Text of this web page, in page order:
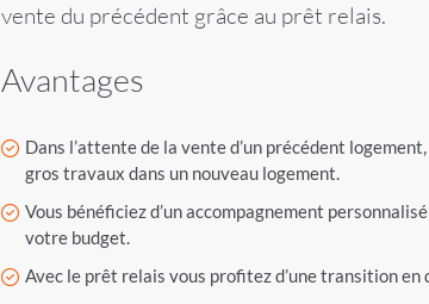
vente du précédent grâce au prêt relais.
Avantages
Dans l’attente de la vente d’un précédent
gros travaux dans un nouveau logement.
Vous bénéficiez d’un accompagnement
votre budget.
Avec le prêt relais vous profitez d’une transition